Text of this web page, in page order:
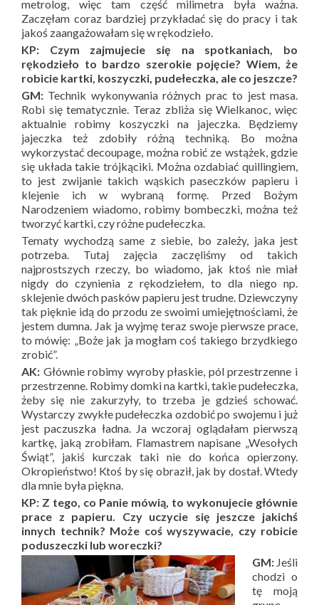
metrolog, więc tam część milimetra była ważna.
Zaczęłam coraz bardziej przykładać się do pracy i tak
jakoś zaangażowałam się w rękodzieło.
KP: Czym zajmujecie się na spotkaniach, bo
rękodzieło to bardzo szerokie pojęcie? Wiem, że
robicie kartki, koszyczki, pudełeczka, ale co jeszcze?
GM: Technik wykonywania różnych prac to jest masa.
Robi się tematycznie. Teraz zbliża się Wielkanoc, więc
aktualnie robimy koszyczki na jajeczka. Będziemy
jajeczka też zdobiły różną techniką. Bo można
wykorzystać decoupage, można robić ze wstążek, gdzie
się układa takie trójkąciki. Można ozdabiać quillingiem,
to jest zwijanie takich wąskich paseczków papieru i
klejenie ich w wybraną formę. Przed Bożym
Narodzeniem wiadomo, robimy bombeczki, można też
tworzyć kartki, czy różne pudełeczka.
Tematy wychodzą same z siebie, bo zależy, jaka jest
potrzeba. Tutaj zajęcia zaczęliśmy od takich
najprostszych rzeczy, bo wiadomo, jak ktoś nie miał
nigdy do czynienia z rękodziełem, to dla niego np.
sklejenie dwóch pasków papieru jest trudne. Dziewczyny
tak pięknie idą do przodu ze swoimi umiejętnościami, że
jestem dumna. Jak ja wyjmę teraz swoje pierwsze prace,
to mówię: „Boże jak ja mogłam coś takiego brzydkiego
zrobić”.
AK: Głównie robimy wyroby płaskie, pól przestrzenne i
przestrzenne. Robimy domki na kartki, takie pudełeczka,
żeby się nie zakurzyły, to trzeba je gdzieś schować.
Wystarczy zwykłe pudełeczka ozdobić po swojemu i już
jest paczuszka ładna. Ja wczoraj oglądałam pierwszą
kartkę, jaką zrobiłam. Flamastrem napisane „Wesołych
Świąt”, jakiś kurczak taki nie do końca opierzony.
Okropieństwo! Ktoś by się obraził, jak by dostał. Wtedy
dla mnie była piękna.
KP: Z tego, co Panie mówią, to wykonujecie głównie
prace z papieru. Czy uczycie się jeszcze jakichś
innych technik? Może coś wyszywacie, czy robicie
poduszeczki lub woreczki?
GM: Jeśli
chodzi o
tę moją